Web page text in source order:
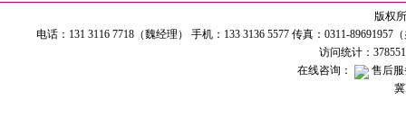
版权
电话：131 3116 7718（魏经理） 手机：133 3136 5577 传真：0311-
访问统计：
在线咨询：
售后